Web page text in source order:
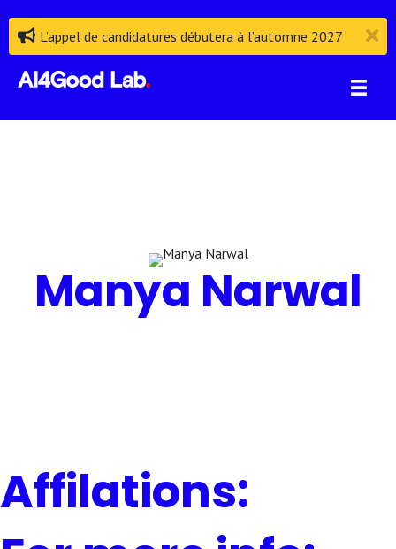
L’appel de candidatures débutera à l’automne 2027
Manya Narwal
Affilations: